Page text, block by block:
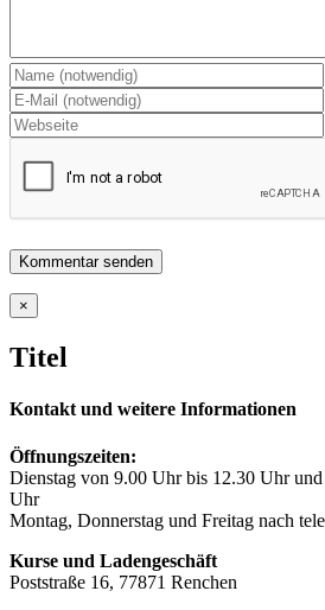
Close
product
view
×
Titel
Kontakt und weitere Informationen
Öffnungszeiten:
Dienstag von 9.00 Uhr bis 12.30 Uhr
Uhr
Montag, Donnerstag und Freitag nach
Kurse und Ladengeschäft
Poststraße 16, 77871 Renchen